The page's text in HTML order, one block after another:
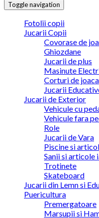
Toggle navigation
Fotolii copii
Jucarii Copii
Covorase de
Ghiozdane
Jucarii de plus
Masinute
Corturi de joaca
Jucarii
Jucarii de Exterior
Vehicule cu
Vehicule fara
Role
Jucarii de Vara
Piscine si
Sanii si articole
Trotinete
Skateboard
Jucarii din Lemn si
Puericultura
Premergatoare
Marsupii si